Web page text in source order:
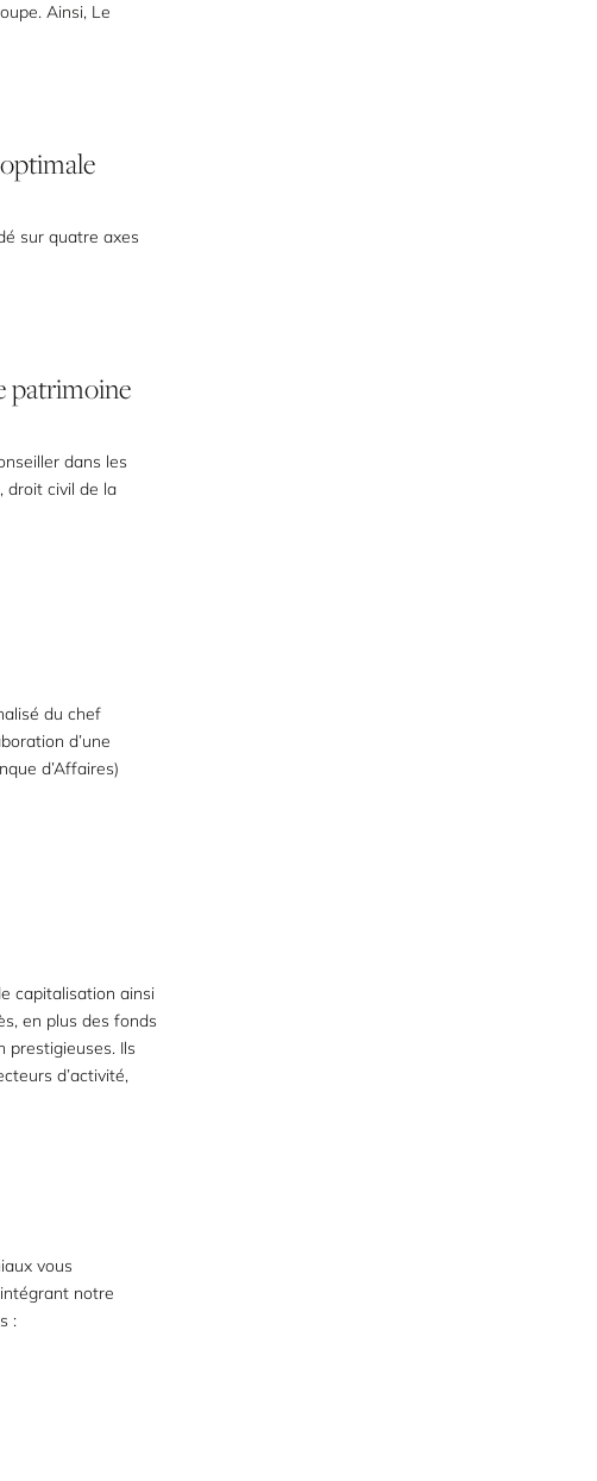
Ainsi, Le
optimale
sur quatre axes
patrimoine
dans les
droit civil de la
du chef
d’une
d’Affaires)
capitalisation ainsi
en plus des fonds
prestigieuses. Ils
d’activité,
vous
notre
: